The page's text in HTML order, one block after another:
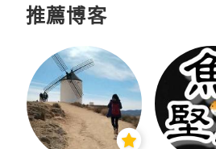
推薦博客